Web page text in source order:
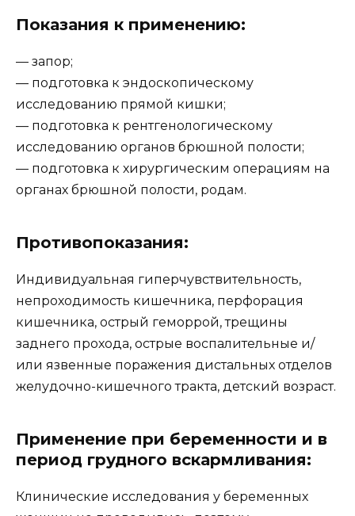
Показания к применению:
— запор;
— подготовка к эндоскопическому
исследованию прямой кишки;
— подготовка к рентгенологическому
исследованию органов брюшной полости;
— подготовка к хирургическим операциям на
органах брюшной полости, родам.
Противопоказания:
Индивидуальная гиперчувствительность,
непроходимость кишечника, перфорация
кишечника, острый геморрой, трещины
заднего прохода, острые воспалительные и/
или язвенные поражения дистальных отделов
желудочно-кишечного тракта, детский возраст.
Применение при беременности и в
период грудного вскармливания:
Клинические исследования у беременных